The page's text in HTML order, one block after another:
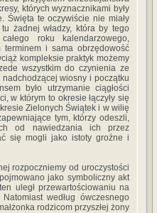
których wyznacznikami były
Święta te oczywiście nie miały
żadnej władzy, która by tego
roku kalendarzowego,
terminem i sama obrzędowość
kompleksie praktyk możemy
wszystkim do czynienia ze
wiosny i początku
było utrzymanie ciągłości
w którym to okresie łączyły się
Zielonych Świątek i w wilię
tym, którzy odeszli,
od nawiedzania ich przez
się mogli jako istoty groźne i
rozpoczniemy od uroczystości
jako symboliczny akt
uległ przewartościowaniu na
według ów­czesnego
rodzicom przyszłej żony